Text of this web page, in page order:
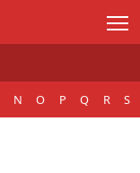
N O P Q R S